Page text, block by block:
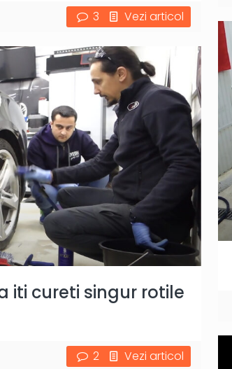
3 Vezi articol
iti cureti singur rotile
2 Vezi articol